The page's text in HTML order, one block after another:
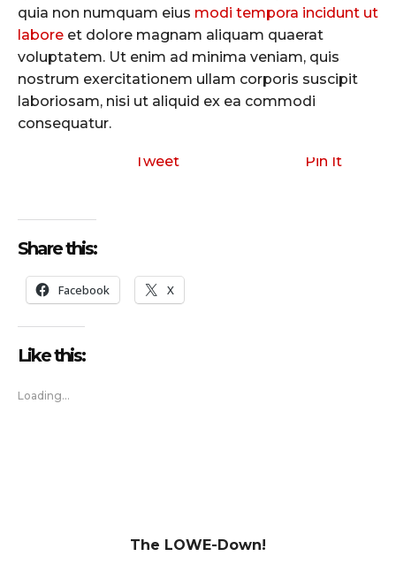
quia non numquam eius modi tempora incidunt ut
labore et dolore magnam aliquam quaerat
voluptatem. Ut enim ad minima veniam, quis
nostrum exercitationem ullam corporis suscipit
laboriosam, nisi ut aliquid ex ea commodi
consequatur.
Tweet Pin It
Share this:
Facebook X
Like this:
Loading...
The LOWE-Down!